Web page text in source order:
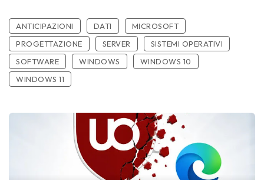
ANTICIPAZIONI DATI
MICROSOFT
PROGETTAZIONE
SERVER
SISTEMI OPERATIVI
SOFTWARE
WINDOWS
WINDOWS 10
WINDOWS 11